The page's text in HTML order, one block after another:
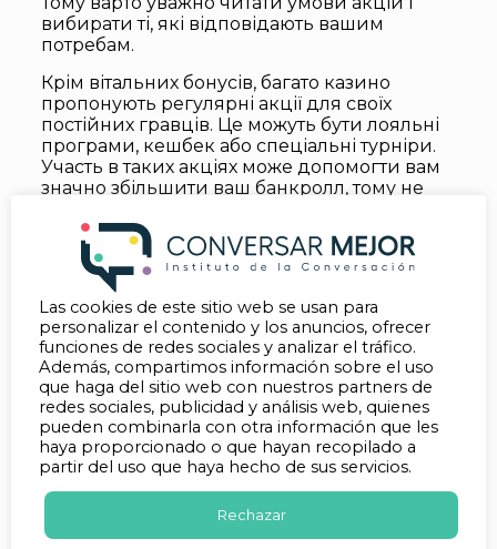
вибирати ті, які відповідають вашим
потребам.
Крім вітальних бонусів, багато казино
пропонують регулярні акції для своїх
постійних гравців. Це можуть бути лояльні
програми, кешбек або спеціальні турніри.
Участь в таких акціях може допомогти вам
значно збільшити ваш банкролл, тому не
можливостями.
Психологічні аспекти гри в казино
Гра в казино – це не лише розвага, але й
випробування на стійкість та самоконтроль.
Важливо бути усвідомленим щодо своїх
емоцій під час гри. Ваша реакція на
виграші та програші може суттєво вплинути
на подальші рішення. Стриманість і
здатність відстежувати свої почуття
допоможуть вам уникнути імпульсивних
ставок.
Крім того, важливо встановити психологічні
межі. Визначте, коли вам слід зупинитися,
Las cookies de este sitio web se usan para
personalizar el contenido y los anuncios, ofrecer
funciones de redes sociales y analizar el tráfico.
Además, compartimos información sobre el uso
que haga del sitio web con nuestros partners de
redes sociales, publicidad y análisis web, quienes
pueden combinarla con otra información que les
haya proporcionado o que hayan recopilado a
partir del uso que haya hecho de sus servicios.
Rechazar